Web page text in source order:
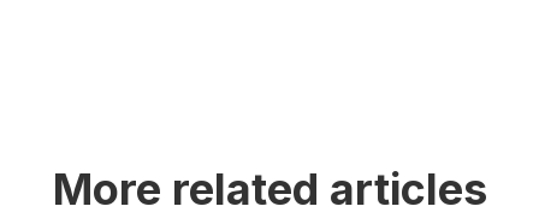
More related articles